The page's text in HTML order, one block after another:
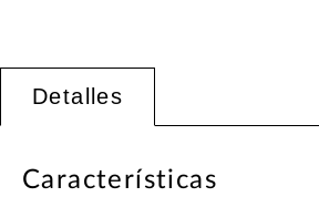
Detalles
Características